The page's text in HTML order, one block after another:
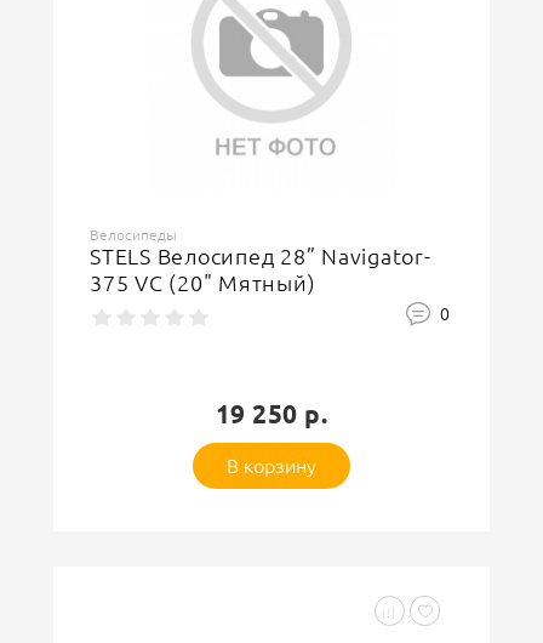
Велосипеды
STELS Велосипед 28” Navigator-
375 VC (20" Мятный)
0
19 250 р.
В корзину